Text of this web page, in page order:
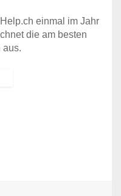
einmal im Jahr
die am besten
aus.